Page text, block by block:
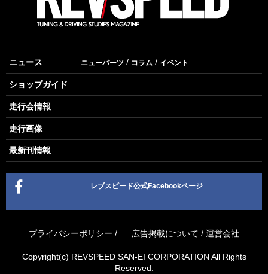
ニュース ニューパーツ コラム イベント
ショップガイド
走行会情報
走行画像
最新刊情報
レブスピード公式Facebookページ
プライバシーポリシー / 広告掲載について / 運営会社
Copyright(c) REVSPEED SAN-EI CORPORATION All Rights
Reserved.